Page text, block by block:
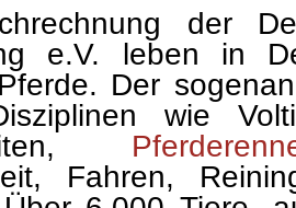
der
e.V. leben in
Der
wie
Fahren,